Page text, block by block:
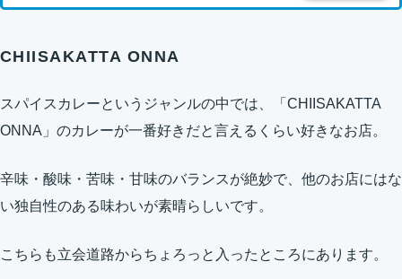
CHIISAKATTA ONNA
スパイスカレーというジャンルの中では、「CHIISAKATTA
ONNA」のカレーが一番好きだと言えるくらい好きなお店。
辛味・酸味・苦味・甘味のバランスが絶妙で、他のお店にはな
い独自性のある味わいが素晴らしいです。
こちらも立会道路からちょろっと入ったところにあります。